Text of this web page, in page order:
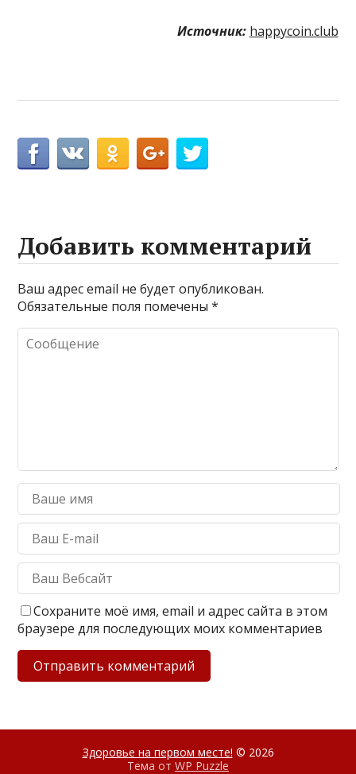
Источник: happycoin.club
Добавить комментарий
Ваш адрес email не будет опубликован.
Обязательные поля помечены*
Сохраните моё имя, email и адрес сайта в этом
браузере для последующих моих комментариев
Здоровье на первом месте! © 2026
Тема от WP Puzzle